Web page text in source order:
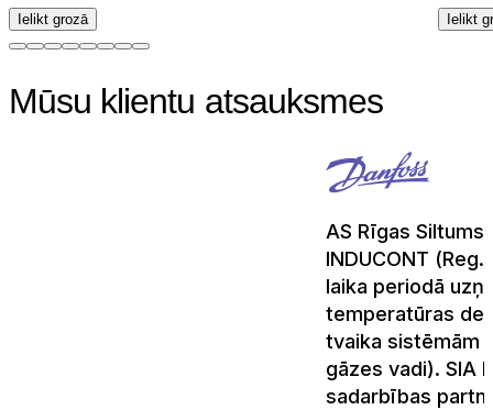
Ielikt grozā Ielikt
Mūsu klientu atsauksmes
AS Rīgas
INDUCONT
laika periodā
temperatūras
tvaika sistēmām
gāzes vadi). SIA
sadarbības